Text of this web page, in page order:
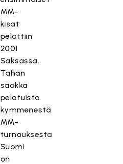
MM-
kisat
pelattiin
2001
Saksassa.
Tähän
saakka
pelatuista
kymmenestä
MM-
turnauksesta
Suomi
on